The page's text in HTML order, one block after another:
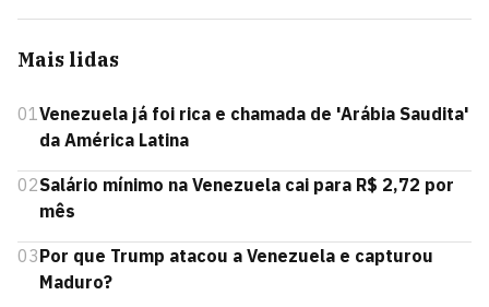
Mais lidas
01Venezuela já foi rica e chamada de 'Arábia Saudita'
da América Latina
02Salário mínimo na Venezuela cai para R$ 2,72 por
mês
03Por que Trump atacou a Venezuela e capturou
Maduro?